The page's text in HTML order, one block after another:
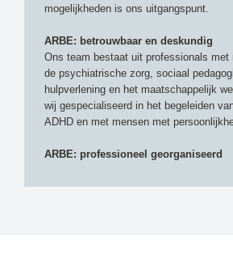
mogelijkheden is ons uitgangspunt.
ARBE: betrouwbaar en deskundig
Ons team bestaat uit professionals met
de psychiatrische zorg, sociaal
hulpverlening en het maatschappelijk
wij gespecialiseerd in het begeleiden
ADHD en met mensen met
ARBE: professioneel georganiseerd